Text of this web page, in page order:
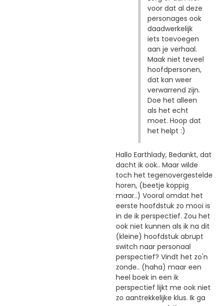
voor dat al deze
personages ook
daadwerkelijk
iets toevoegen
aan je verhaal.
Maak niet teveel
hoofdpersonen,
dat kan weer
verwarrend zijn.
Doe het alleen
als het echt
moet. Hoop dat
het helpt :)
Hallo Earthlady, Bedankt, dat
dacht ik ook.. Maar wilde
toch het tegenovergestelde
horen, (beetje koppig
maar..) Vooral omdat het
eerste hoofdstuk zo mooi is
in de ik perspectief. Zou het
ook niet kunnen als ik na dit
(kleine) hoofdstuk abrupt
switch naar personaal
perspectief? Vindt het zo'n
zonde.. (haha) maar een
heel boek in een ik
perspectief lijkt me ook niet
zo aantrekkelijke klus. Ik ga